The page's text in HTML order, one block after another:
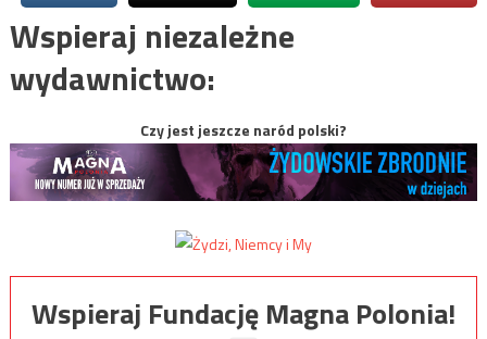
Wspieraj niezależne
wydawnictwo:
Czy jest jeszcze naród polski?
Wspieraj Fundację Magna Polonia!